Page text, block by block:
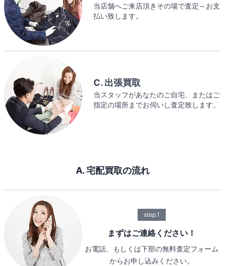
当店舗へご来店頂きその場で査定～お支
払い致します。
C. 出張買取
当スタッフがあなたのご自宅、またはご
指定の場所までお伺いし査定致します。
A. 宅配買取の流れ
step.1
まずはご連絡ください！
お電話、もしくは下部の無料査定フォーム
からお申し込みください。